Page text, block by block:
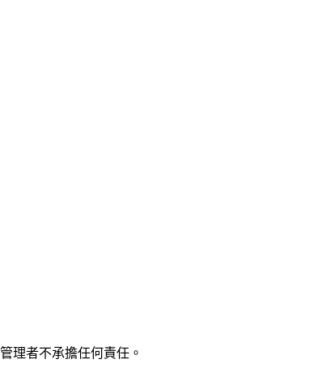
理者不承擔任何責任。